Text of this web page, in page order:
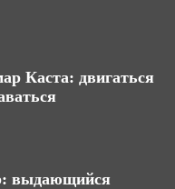
Каста: двигаться
выдающийся